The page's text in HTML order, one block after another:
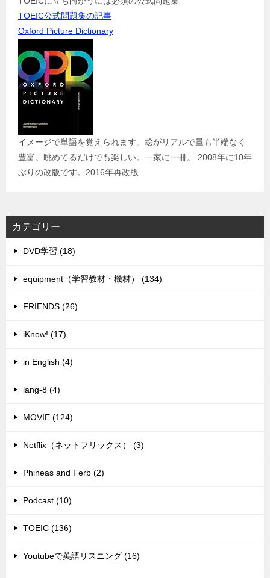
TOEIC公式問題集の記事
Oxford Picture Dictionary
イメージで単語を覚えられます。絵がリアルで量も半端なく
豊富。眺めてるだけでも楽しい。一家に一冊。 2008年に10年
ぶりの改版です。2016年再改版
カテゴリー
DVD学習 (18)
equipment（学習教材・機材） (134)
FRIENDS (26)
iKnow! (17)
in English (4)
lang-8 (4)
MOVIE (124)
Netflix（ネットフリックス） (3)
Phineas and Ferb (2)
Podcast (10)
TOEIC (136)
Youtubeで英語リスニング (16)